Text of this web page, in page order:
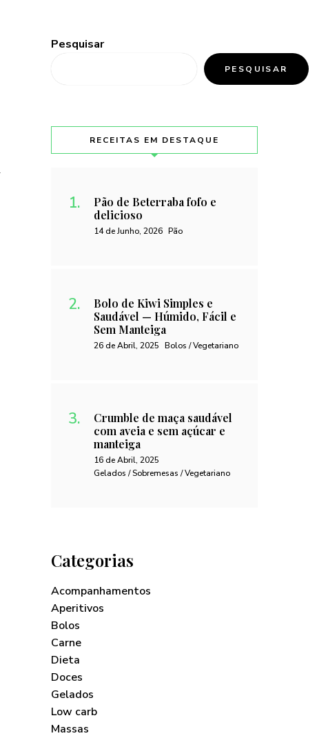
Pesquisar
PESQUISAR
RECEITAS EM DESTAQUE
Pão de Beterraba fofo e
delicioso
14 de Junho, 2026 Pão
Bolo de Kiwi Simples e
Saudável — Húmido, Fácil e
Sem Manteiga
26 de Abril, 2025 Bolos / Vegetariano
Crumble de maça saudável
com aveia e sem açúcar e
manteiga
16 de Abril, 2025
Gelados / Sobremesas / Vegetariano
Categorias
Acompanhamentos
Aperitivos
Bolos
Carne
Dieta
Doces
Gelados
Low carb
Massas